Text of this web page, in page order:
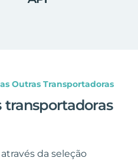
Outras Transportadoras
da seleção